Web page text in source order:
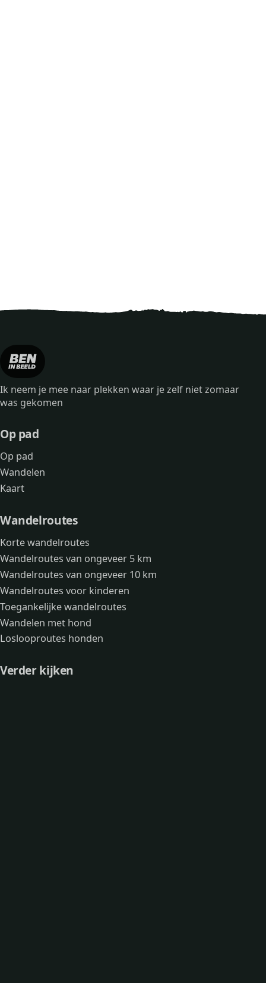
Ik neem je mee naar plekken waar je zelf niet zomaar
was gekomen
Op pad
Op pad
Wandelen
Kaart
Wandelroutes
Korte wandelroutes
Wandelroutes van ongeveer 5 km
Wandelroutes van ongeveer 10 km
Wandelroutes voor kinderen
Toegankelijke wandelroutes
Wandelen met hond
Loslooproutes honden
Verder kijken